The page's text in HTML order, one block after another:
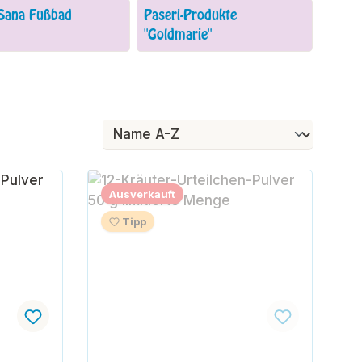
Fußbad
Paseri-Produkte
"Goldmarie"
Ausverkauft
Tipp